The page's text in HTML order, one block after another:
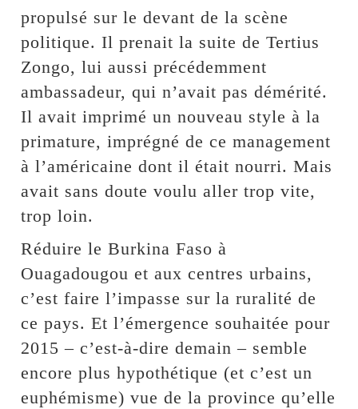
propulsé sur le devant de la scène
politique. Il prenait la suite de Tertius
Zongo, lui aussi précédemment
ambassadeur, qui n’avait pas démérité.
Il avait imprimé un nouveau style à la
primature, imprégné de ce management
à l’américaine dont il était nourri. Mais
avait sans doute voulu aller trop vite,
trop loin.
Réduire le Burkina Faso à
Ouagadougou et aux centres urbains,
c’est faire l’impasse sur la ruralité de
ce pays. Et l’émergence souhaitée pour
2015 – c’est-à-dire demain – semble
encore plus hypothétique (et c’est un
euphémisme) vue de la province qu’elle